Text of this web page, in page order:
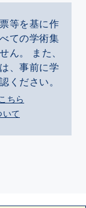
等を基に作
ての学術集
ん。 また、
、事前に学
ください。
ちら
いて